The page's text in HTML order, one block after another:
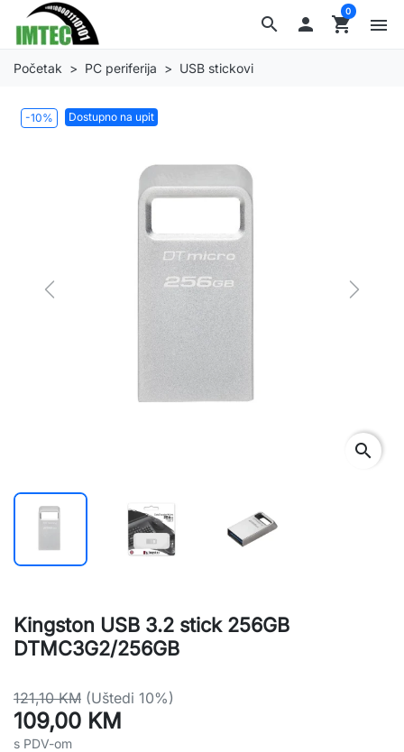
search  shopping_cart
0
menu
Početak PC periferija USB stickovi
-10% Dostupno na upit
Previous Next
search
Kingston USB 3.2 stick 256GB
DTMC3G2/256GB
121,10 KM (Uštedi 10%)
109,00 KM
s PDV-om